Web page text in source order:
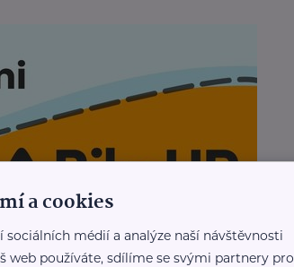
REKLAMA
a cookies
médií a analýze naší návštěvnosti
web používáte, sdílíme se svými partnery pro